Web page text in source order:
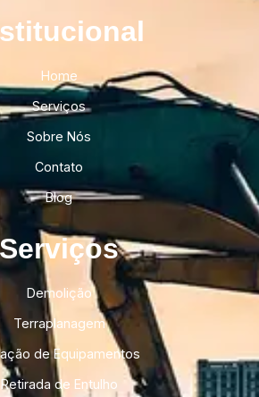
Home
Serviços
Sobre Nós
Contato
Blog
Serviços
Demolição
Terraplanagem
de Equipamentos
Retirada de Entulho